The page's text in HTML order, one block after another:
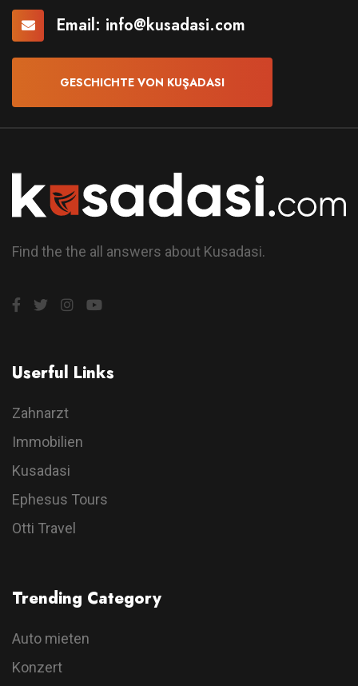
Email: info@kusadasi.com
GESCHICHTE VON KUŞADASI
Find the the all answers about Kusadasi.
Userful Links
Zahnarzt
Immobilien
Kusadasi
Ephesus Tours
Otti Travel
Trending Category
Auto mieten
Konzert